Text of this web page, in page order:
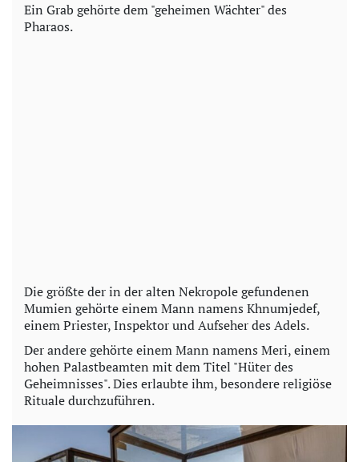
Ein Grab gehörte dem "geheimen Wächter" des
Pharaos.
Die größte der in der alten Nekropole gefundenen
Mumien gehörte einem Mann namens Khnumjedef,
einem Priester, Inspektor und Aufseher des Adels.
Der andere gehörte einem Mann namens Meri, einem
hohen Palastbeamten mit dem Titel "Hüter des
Geheimnisses". Dies erlaubte ihm, besondere religiöse
Rituale durchzuführen.